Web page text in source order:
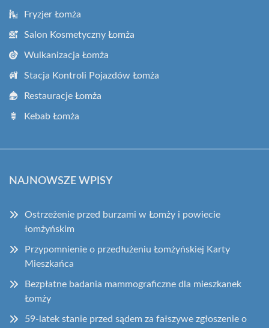
Fryzjer Łomża
Salon Kosmetyczny Łomża
Wulkanizacja Łomża
Stacja Kontroli Pojazdów Łomża
Restauracje Łomża
Kebab Łomża
NAJNOWSZE WPISY
Ostrzeżenie przed burzami w Łomży i powiecie
łomżyńskim
Przypomnienie o przedłużeniu Łomżyńskiej Karty
Mieszkańca
Bezpłatne badania mammograficzne dla mieszkanek
Łomży
59-latek stanie przed sądem za fałszywe zgłoszenie o